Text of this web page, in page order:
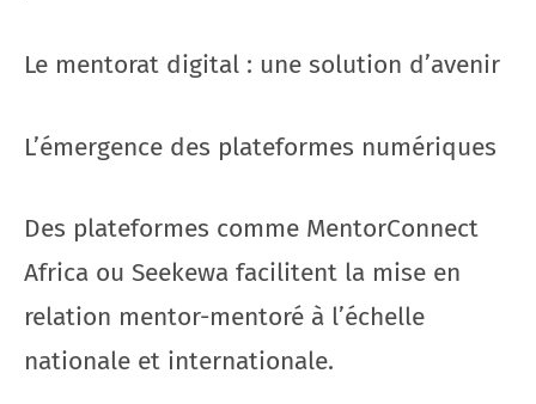
Le mentorat digital : une solution d’avenir
L’émergence des plateformes numériques
Des plateformes comme MentorConnect
Africa ou Seekewa facilitent la mise en
relation mentor-mentoré à l’échelle
nationale et internationale.